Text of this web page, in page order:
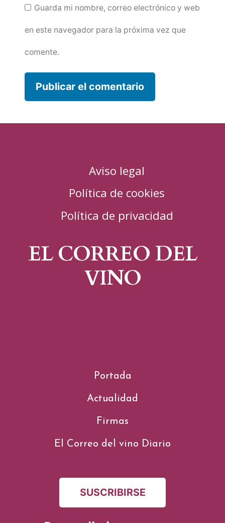
Guarda mi nombre, correo electrónico y web
en este navegador para la próxima vez que
comente.
Aviso legal
Política de cookies
Política de privacidad
EL CORREO DEL
VINO
Portada
Actualidad
Firmas
El Correo del vino Diario
SUSCRIBIRSE